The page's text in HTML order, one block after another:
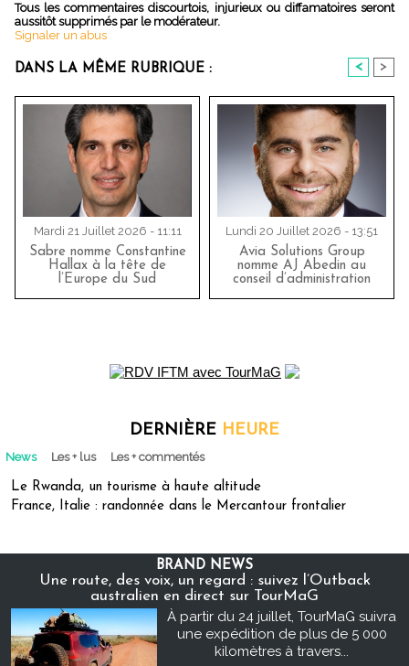
Tous les commentaires discourtois, injurieux ou diffamatoires seront
aussitôt supprimés par le modérateur.
Signaler un abus
DANS LA MÊME RUBRIQUE : < >
Mardi 21 Juillet 2026 - 11:11
Sabre nomme Constantine
Hallax à la tête de
l’Europe du Sud
Lundi 20 Juillet 2026 - 13:51
Avia Solutions Group
nomme AJ Abedin au
conseil d’administration
DERNIÈRE HEURE
News Les + lus Les + commentés
Le Rwanda, un tourisme à haute altitude
France, Italie : randonnée dans le Mercantour frontalier
BRAND NEWS
Une route, des voix, un regard : suivez l’Outback
australien en direct sur TourMaG
À partir du 24 juillet, TourMaG suivra
une expédition de plus de 5 000
kilomètres à travers...